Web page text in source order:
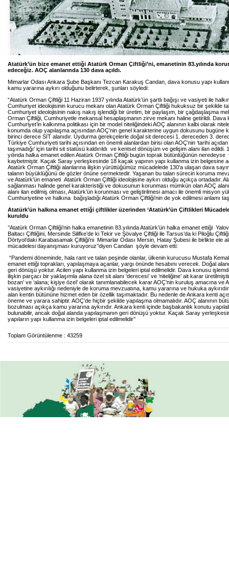
Atatürk’ün bize emanet ettiği Atatürk Orman Çiftliği’ni, emanetinin 83.yılında
edeceğiz. AOÇ alanlarında 130 dava açıldı.
Mimarlar Odası Ankara Şube Başkanı Tezcan Karakuş Candan, dava konusu yapı
kamu yararına aykırı olduğunu belirterek, şunları söyledi:
“Atatürk Orman Çiftliği 11 Haziran 1937 yılında Atatürk’ün şartlı bağışı ve vasiyeti ile
Cumhuriyet ideolojisinin kurucu mekanı olan Atatürk Orman Çiftliği hukuksuz bir şekilde
Cumhuriyet ideolojisinin nakış nakış işlendiği bir üretim, bir paylaşım, bir çağdaşlaşma
Orman Çiftliği, Cumhuriyetle mekansal hesaplaşmanın zirve mekanı haline getirildi. Dava
Cumhuriyet’in kalkınma politikası için bir model niteliğindeki AOÇ alanının kalbi olarak
konumda olup yapılaşma açısından AOÇ’nin genel karakterine uygun dokusunu bugüne
birinci derece SİT alanıdır. Uydurma gerekçelerle doğal sit derecesi 1. dereceden 3.
Türkiye Cumhuriyeti tarihi açısından en önemli alanlardan birisi olan AOÇ’nin ‘tarihi
taşımadığı’ için tarihi sit statüsü kaldırıldı ve kentsel dönüşüm ve gelişim alanı ilan edildi.
yılında halka emanet edilen Atatürk Orman Çiftliği bugün toprak bütünlüğünün neredeyse
kaybetmiştir. Kaçak Saray yerleşkesinde 18 kaçak yapının yapı kullanma izin belgesine
Atatürk Orman Çiftliği alanlarına ilişkin yürüttüğümüz mücadelede 130’a ulaşan dava
talanın büyüklüğünü de gözler önüne sermektedir. Yaşanan bu talan sürecin koruma
ve Atatürk’ün emaneti Atatürk Orman Çiftliği ideolojisine aykırı olduğu açıkça ortadadır.
sağlanması halinde genel karakteristiği ve dokusunun korunması mümkün olan AOÇ
alanı ilan edilmiş olması, Atatürk’ün korunması ve geliştirilmesi amacı ile önemli misyon
Cumhuriyetine ve halkına bağışladığı Atatürk Orman Çiftliği’nin de yok edilmesi anlamı
Atatürk’ün halkına emanet ettiği çiftlikler üzerinden ‘Atatürk’ün Çiftlikleri
kuruldu
‘’Atatürk Orman Çiftliği’nin halka emanetinin 83.yılında Atatürk’ün halka emanet ettiği
Baltacı Çiftliğini, Mersinde Silifke’de ki Tekir ve Şövalye Çiftliği ile Tarsus’da ki Piloğlu
Dörtyol’daki Karabasamak Çiftliği’ni Mimarlar Odası Mersin, Hatay Şubesi ile birlikte ele
mücadelesi dayanışması kuruyoruz’’diyen Candan şöyle devam etti:
“Pandemi döneminde, hala rant ve talan peşinde olanlar, ülkenin kurucusu Mustafa Kemal
emanet ettiği toprakları, yapılaşmaya açanlar, yargı önünde hesabını verecek. Doğal
geri dönüşü yoktur. Acilen yapı kullanma izin belgeleri iptal edilmelidir. Dava konusu
ilişkin parçacı bir yaklaşımla alana özel sit alanı ‘derecesi’ ve ‘niteliğine’ ait karar
bozan’ ve ‘alana; kişiye özel’ olarak tanımlanabilecek karar AOÇ’nin kuruluş amacına ve
vasiyetine aykırılığı nedeniyle de koruma mevzuatına, kamu yararına ve hukuka
alan kentin bütününe hizmet eden bir özellik taşımaktadır. Bu nedenle de Ankara kenti
öneme ve yarara sahiptir. AOÇ’de hiçbir şekilde yapılaşma olmamalıdır. AOÇ alanının
bozulması açıkça kamu yararına aykırıdır. Ankara kenti içinde başbakanlık konutu
bulunabilir, ancak doğal alanda yapılaşmanın geri dönüşü yoktur. Kaçak Saray
yapıların yapı kullanma izin belgeleri iptal edilmelidir’’
Toplam Görüntülenme : 43259